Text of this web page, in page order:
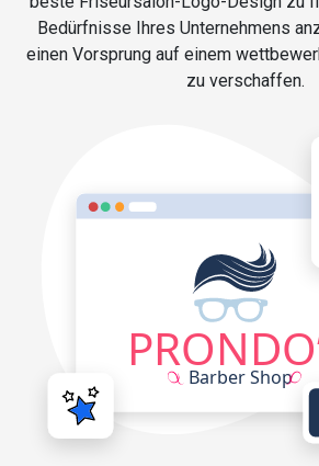
Bedürfnisse Ihres Unternehmens
einen Vorsprung auf einem
zu verschaffen.